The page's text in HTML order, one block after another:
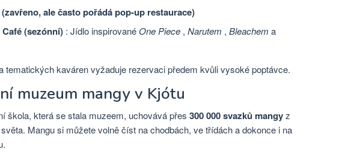
ale často pořádá pop-up restaurace)
(sezónní) : Jídlo inspirovanéOne Piece , Narutem , Bleachem a
tematických kaváren vyžaduje rezervaci předem kvůli vysoké poptávce.
muzeum mangy v Kjótu
škola, která se stala muzeem, uchovává přes 300 000 svazků mangyz
Mangu si můžete volně číst na chodbách, ve třídách a dokonce i na